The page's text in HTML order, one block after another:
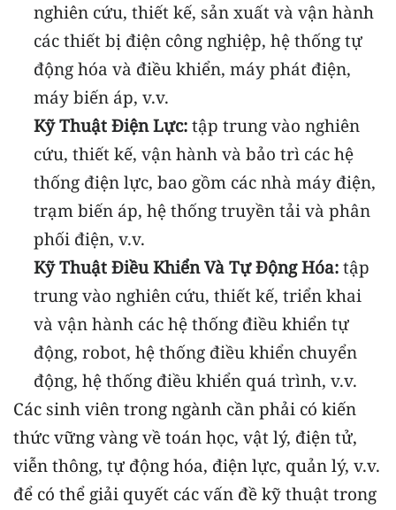
nghiên cứu, thiết kế, sản xuất và vận hành
các thiết bị điện công nghiệp, hệ thống tự
động hóa và điều khiển, máy phát điện,
máy biến áp, v.v.
Kỹ Thuật Điện Lực: tập trung vào nghiên
cứu, thiết kế, vận hành và bảo trì các hệ
thống điện lực, bao gồm các nhà máy điện,
trạm biến áp, hệ thống truyền tải và phân
phối điện, v.v.
Kỹ Thuật Điều Khiển Và Tự Động Hóa: tập
trung vào nghiên cứu, thiết kế, triển khai
và vận hành các hệ thống điều khiển tự
động, robot, hệ thống điều khiển chuyển
động, hệ thống điều khiển quá trình, v.v.
Các sinh viên trong ngành cần phải có kiến
thức vững vàng về toán học, vật lý, điện tử,
viễn thông, tự động hóa, điện lực, quản lý, v.v.
để có thể giải quyết các vấn đề kỹ thuật trong